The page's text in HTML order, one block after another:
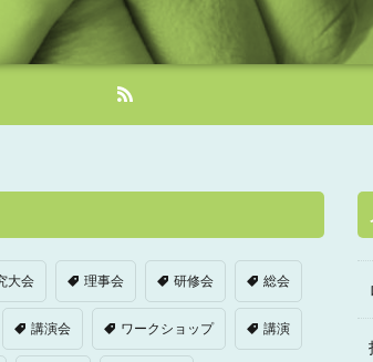
大会 理事会 研修会 総会
講演会 ワークショップ 講演